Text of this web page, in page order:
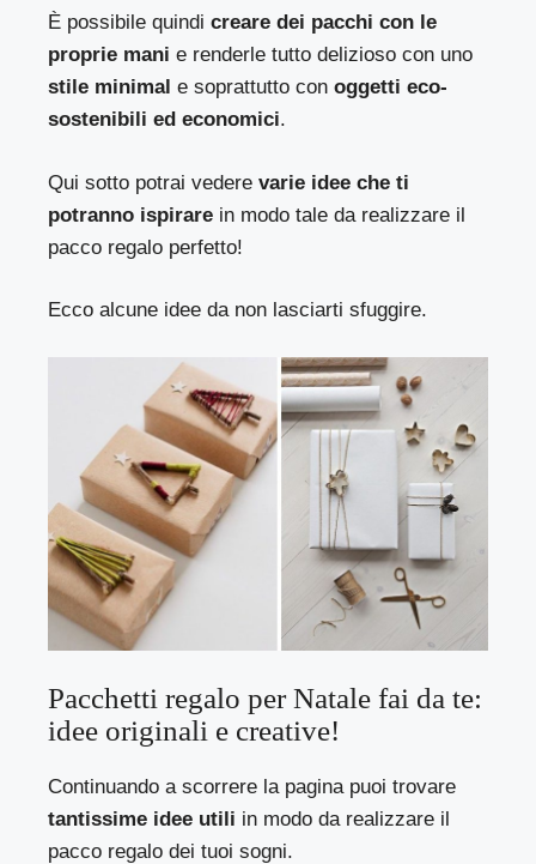
È possibile quindicreare dei pacchi con le
proprie mani e renderle tutto delizioso con uno
stile minimal e soprattutto con oggetti eco-
sostenibili ed economici.
Qui sotto potrai vedere varie idee che ti
potranno ispirare in modo tale da realizzare il
pacco regalo perfetto!
Ecco alcune idee da non lasciarti sfuggire.
Pacchetti regalo per Natale fai da te:
idee originali e creative!
Continuando a scorrere la pagina puoi trovare
tantissime idee utili in modo da realizzare il
pacco regalo dei tuoi sogni.